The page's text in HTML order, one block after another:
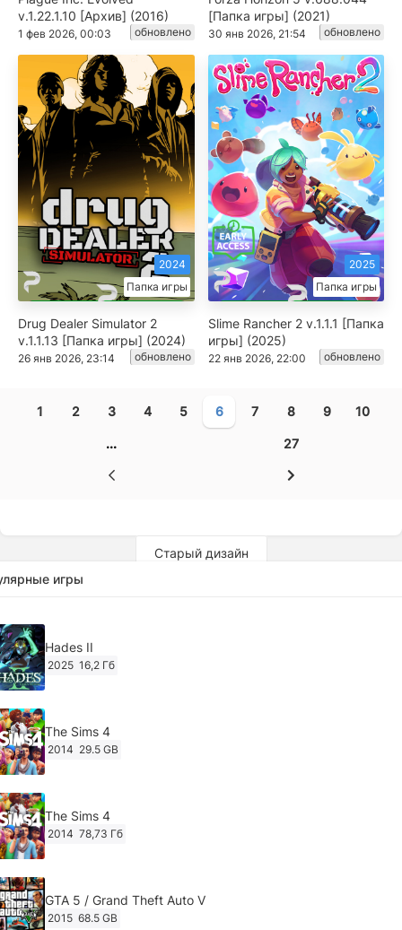
v.1.22.1.10 [Архив] (2016)
1 фев 2026, 00:03 обновлено
[Папка игры] (2021)
30 янв 2026, 21:54 обновлено
Папка игры
2024
Drug Dealer Simulator 2
v.1.1.13 [Папка игры] (2024)
26 янв 2026, 23:14 обновлено
Папка игры
2025
Slime Rancher 2 v.1.1.1 [Папка
игры] (2025)
22 янв 2026, 22:00 обновлено
1 2 3 4 5 6 7 8 9 10
... 27
Старый дизайн
игры
Hades II
2025 16,2 Гб
The Sims 4
2014 29.5 GB
The Sims 4
2014 78,73 Гб
GTA 5 / Grand Theft Auto V
2015 68.5 GB